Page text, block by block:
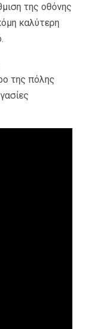
της οθόνης
καλύτερη
της πόλης